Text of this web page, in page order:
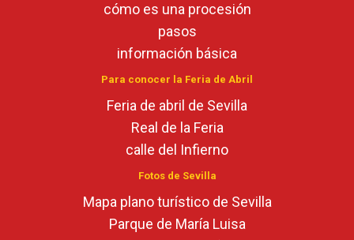
cómo es una procesión
pasos
información básica
Para conocer la Feria de Abril
Feria de abril de Sevilla
Real de la Feria
calle del Infierno
Fotos de Sevilla
Mapa plano turístico de Sevilla
Parque de María Luisa